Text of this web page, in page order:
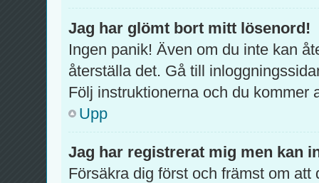
Jag har glömt bort mitt lösenord!
Ingen panik! Även om du inte kan
återställa det. Gå till
Följ instruktionerna och du kommer
Upp
Jag har registrerat mig men kan
Försäkra dig först och främst om